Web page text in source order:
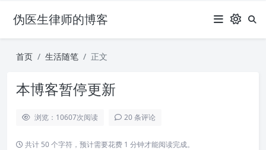
伪医生律师的博客
首页 生活随笔 正文
本博客暂停更新
浏览：10607次阅读 20 条评论
共计 50 个字符，预计需要花费 1 分钟才能阅读完成。